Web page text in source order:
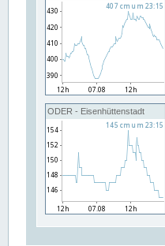
ODER - Eisenhüttenstadt